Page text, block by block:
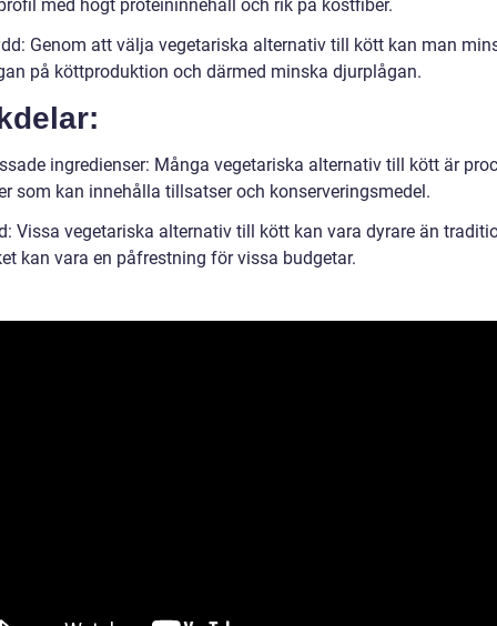
med högt proteininnehåll och rik på kostfiber.
Genom att välja vegetariska alternativ till kött kan man
på köttproduktion och därmed minska djurplågan.
ingredienser: Många vegetariska alternativ till kött är
som kan innehålla tillsatser och konserveringsmedel.
Vissa vegetariska alternativ till kött kan vara dyrare än
kan vara en påfrestning för vissa budgetar.